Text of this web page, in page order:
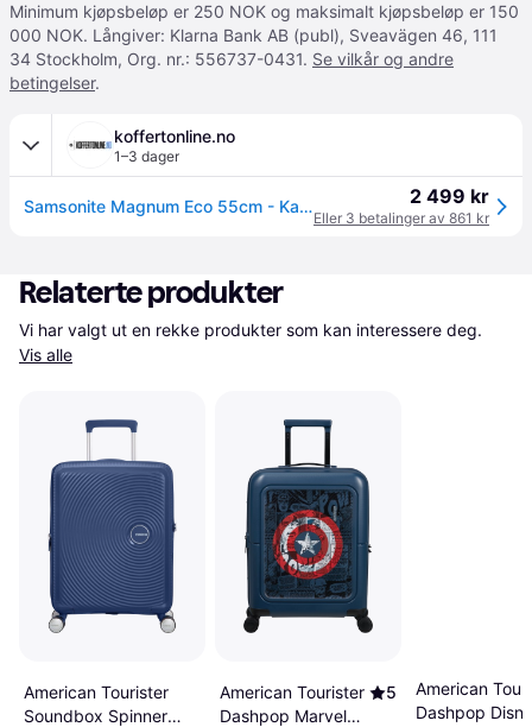
Minimum kjøpsbeløp er 250 NOK og maksimalt kjøpsbeløp er 150
000 NOK. Långiver: Klarna Bank AB (publ), Sveavägen 46, 111
34 Stockholm, Org. nr.: 556737-0431. Se vilkår og andre
betingelser.
koffertonline.no
1–3 dager
Samsonite Magnum Eco 55cm - Kabinkoffert Midnight Blue, Kabinkoffert 2 499 kr
Eller 3 betalinger av 861 kr
Relaterte produkter
Vis alle
American Tourister
Soundbox Spinner
American Tourister
Dashpop Marvel
5
American
Dashpop